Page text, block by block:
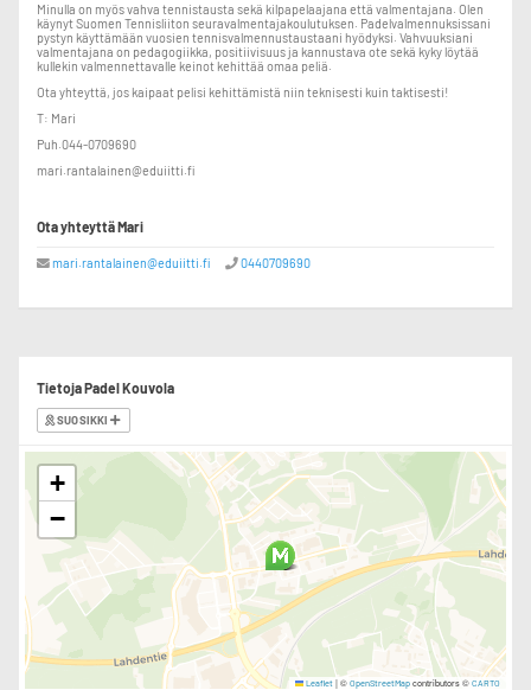
Minulla on myös vahva tennistausta sekä kilpapelaajana että valmentajana. Olen
käynyt Suomen Tennisliiton seuravalmentajakoulutuksen. Padelvalmennuksissani
pystyn käyttämään vuosien tennisvalmennustaustaani hyödyksi. Vahvuuksiani
valmentajana on pedagogiikka, positiivisuus ja kannustava ote sekä kyky löytää
kullekin valmennettavalle keinot kehittää omaa peliä.
Ota yhteyttä, jos kaipaat pelisi kehittämistä niin teknisesti kuin taktisesti!
T: Mari
Puh.044-0709690
mari.rantalainen@eduiitti.fi
Ota yhteyttä Mari
mari.rantalainen@eduiitti.fi 0440709690
Tietoja Padel Kouvola
SUOSIKKI
+
−
Leaflet |© OpenStreetMap contributors © CARTO